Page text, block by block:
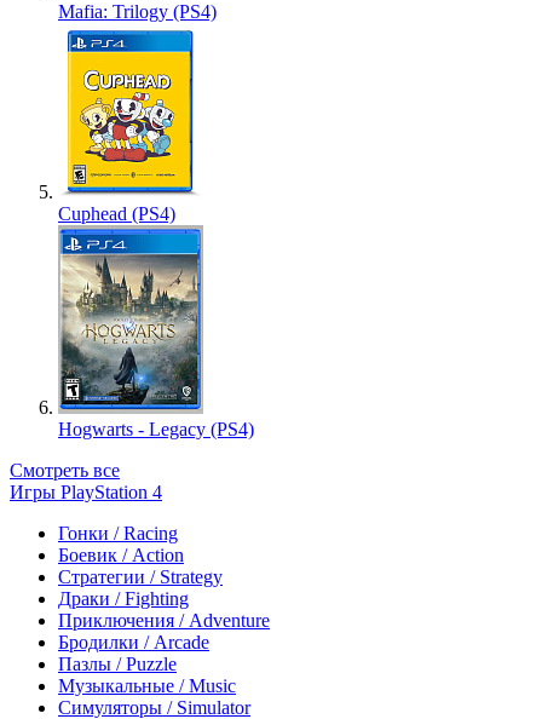
Mafia: Trilogy (PS4)
Cuphead (PS4)
Hogwarts - Legacy (PS4)
Смотреть все
Игры PlayStation 4
Гонки / Racing
Боевик / Action
Стратегии / Strategy
Драки / Fighting
Приключения / Adventure
Бродилки / Arcade
Пазлы / Puzzle
Музыкальные / Music
Симуляторы / Simulator